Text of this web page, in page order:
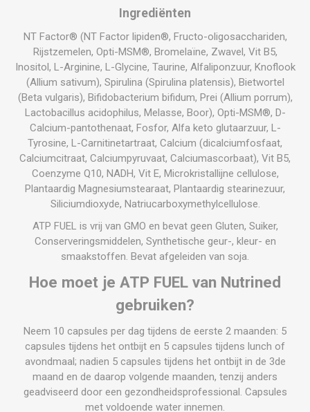
Ingrediënten
NT Factor® (NT Factor lipiden®, Fructo-oligosacchariden,
Rijstzemelen, Opti-MSM®, Bromelaïne, Zwavel, Vit B5,
Inositol, L-Arginine, L-Glycine, Taurine, Alfaliponzuur, Knoflook
(Allium sativum), Spirulina (Spirulina platensis), Bietwortel
(Beta vulgaris), Bifidobacterium bifidum, Prei (Allium porrum),
Lactobacillus acidophilus, Melasse, Boor), Opti-MSM®, D-
Calcium-pantothenaat, Fosfor, Alfa keto glutaarzuur, L-
Tyrosine, L-Carnitinetartraat, Calcium (dicalciumfosfaat,
Calciumcitraat, Calciumpyruvaat, Calciumascorbaat), Vit B5,
Coenzyme Q10, NADH, Vit E, Microkristallijne cellulose,
Plantaardig Magnesiumstearaat, Plantaardig stearinezuur,
Siliciumdioxyde, Natriucarboxymethylcellulose.
ATP FUEL is vrij van GMO en bevat geen Gluten, Suiker,
Conserveringsmiddelen, Synthetische geur-, kleur- en
smaakstoffen. Bevat afgeleiden van soja.
Hoe moet je ATP FUEL van Nutrined
gebruiken?
Neem 10 capsules per dag tijdens de eerste 2 maanden: 5
capsules tijdens het ontbijt en 5 capsules tijdens lunch of
avondmaal; nadien 5 capsules tijdens het ontbijt in de 3de
maand en de daarop volgende maanden, tenzij anders
geadviseerd door een gezondheidsprofessional. Capsules
met voldoende water innemen.